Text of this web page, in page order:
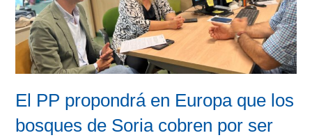
El PP propondrá en Europa que los
bosques de Soria cobren por ser